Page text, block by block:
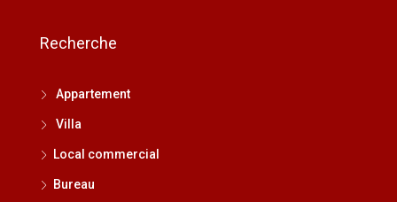
Recherche
Appartement
Villa
Local commercial
Bureau